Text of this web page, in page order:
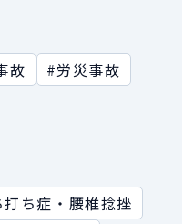
故
#労災事故
ち症・腰椎捻挫